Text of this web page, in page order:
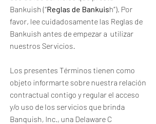
Bankuish (“Reglas de Bankuish”). Por
favor, lee cuidadosamente las Reglas de
Bankuish antes de empezar a utilizar
nuestros Servicios.
Los presentes Términos tienen como
objeto informarte sobre nuestra relación
contractual contigo y regular el acceso
y/o uso de los servicios que brinda
Banquish, Inc., una Delaware C